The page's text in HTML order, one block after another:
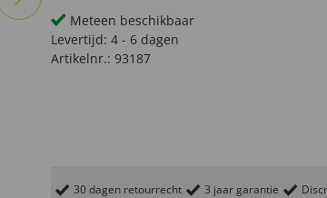
Meteen beschikbaar
Levertijd: 4 - 6 dagen
Artikelnr.: 93187
30 dagen retourrecht 3 jaar garantie